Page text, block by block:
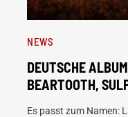
NEWS
DEUTSCHE
BEARTOOTH,
Es passt zum Namen: